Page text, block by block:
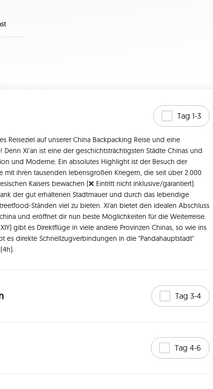
Tag 1-3
Reiseziel auf unserer China Backpacking Reise und eine
Xi’an ist eine der geschichtsträchtigsten Städte Chinas und
und Moderne. Ein absolutes Highlight ist der Besuch der
mit ihren tausenden lebensgroßen Kriegern, die seit über 2.000
Kaisers bewachen (❌ Eintritt nicht inklusive/garantiert).
der gut erhaltenen Stadtmauer und durch das lebendige
Ständen viel zu bieten. Xi'an bietet den idealen Abschluss
und eröffnet dir nun beste Möglichkeiten für die Weiterreise.
gibt es Direktflüge in viele andere Provinzen Chinas, so wie ins
es direkte Schnellzugverbindungen in die "Pandahauptstadt"
Tag 3-4
Tag 4-6